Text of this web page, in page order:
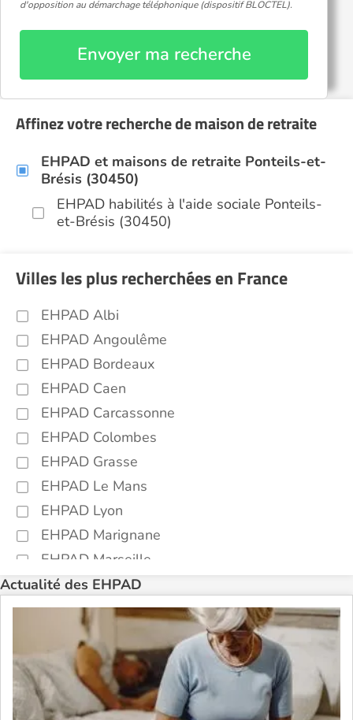
d'opposition au démarchage téléphonique (dispositif BLOCTEL).
Envoyer ma recherche
Affinez votre recherche de maison de retraite
EHPAD et maisons de retraite Ponteils-et-
Brésis (30450)
EHPAD habilités à l'aide sociale Ponteils-
et-Brésis (30450)
Villes les plus recherchées en France
EHPAD Albi
EHPAD Angoulême
EHPAD Bordeaux
EHPAD Caen
EHPAD Carcassonne
EHPAD Colombes
EHPAD Grasse
EHPAD Le Mans
EHPAD Lyon
EHPAD Marignane
EHPAD Marseille
EHPAD Montpellier
EHPAD Nantes
EHPAD Nice
EHPAD Paris
EHPAD Royan
EHPAD Saint-Etienne
Actualité des EHPAD